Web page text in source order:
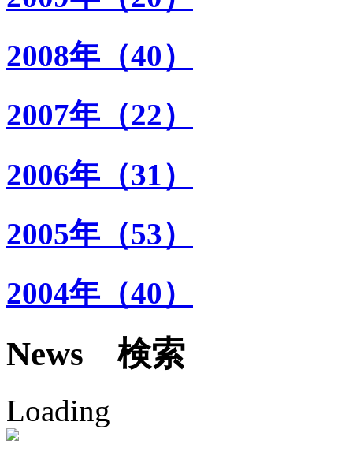
2008年（40）
2007年（22）
2006年（31）
2005年（53）
2004年（40）
News 検索
Loading